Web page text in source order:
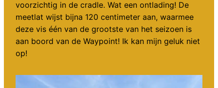
voorzichtig in de cradle. Wat een ontlading! De
meetlat wijst bijna 120 centimeter aan, waarmee
deze vis één van de grootste van het seizoen is
aan boord van de Waypoint! Ik kan mijn geluk niet
op!